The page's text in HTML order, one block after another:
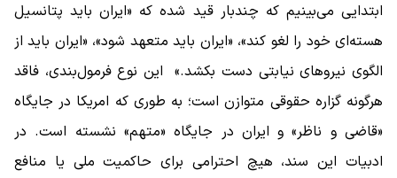
ابتدایی می‌بینیم که چندبار قید شده که «ایران باید پتانسیل
هسته‌ای خود را لغو کند»، «ایران باید متعهد شود»، «ایران باید از
الگوی نیروهای نیابتی دست بکشد.» این نوع فرمول‌بندی، فاقد
هرگونه گزاره حقوقی متوازن است؛ به‌ طوری که امریکا در جایگاه
«قاضی و ناظر» و ایران در جایگاه «متهم» نشسته است. در
ادبیات این سند، هیچ احترامی برای حاکمیت ملی یا منافع